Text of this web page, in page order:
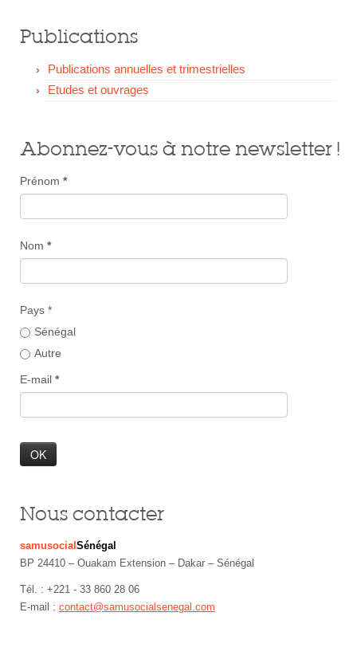
Publications
Publications annuelles et trimestrielles
Etudes et ouvrages
Abonnez-vous à notre newsletter !
Prénom *
Nom *
Pays *
Sénégal
Autre
E-mail *
Nous contacter
samusocial Sénégal
BP 24410 – Ouakam Extension – Dakar – Sénégal
Tél. : +221 - 33 860 28 06
E-mail : contact@samusocialsenegal.com